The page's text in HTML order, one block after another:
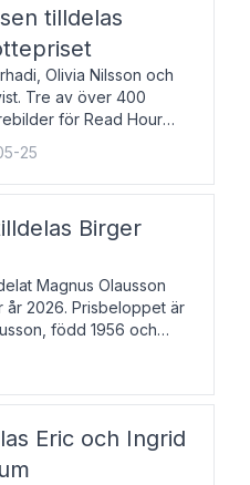
tilldelas
Olivia Nilsson och
Tre av över 400
för Read Hour
Michael Wall. Den ideella
tilldelas
2026 för att den
25
Birger
Magnus Olausson
år 2026. Prisbeloppet är
född 1956 och
museiman och
vid Uppsala un
Eric och Ingrid